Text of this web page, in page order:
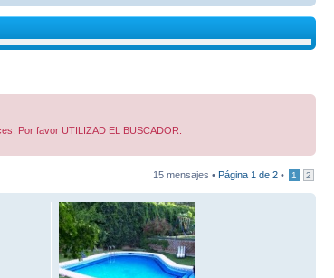
Por favor UTILIZAD EL BUSCADOR.
15 mensajes • Página 1 de 2 • 1 2